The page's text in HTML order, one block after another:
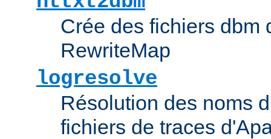
Crée des fichiers dbm
RewriteMap
logresolve
Résolution des noms
fichiers de traces